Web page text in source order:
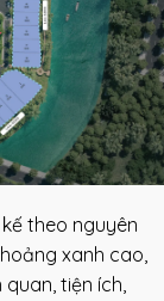
theo nguyên
xanh cao,
tiện ích,